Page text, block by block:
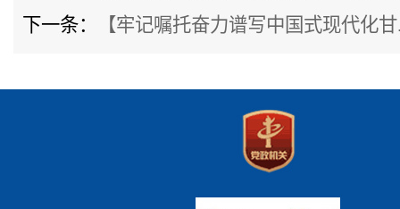
下一条：
【牢记嘱托奋力谱写中国式现代化甘